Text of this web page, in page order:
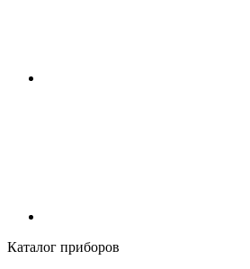
Каталог приборов